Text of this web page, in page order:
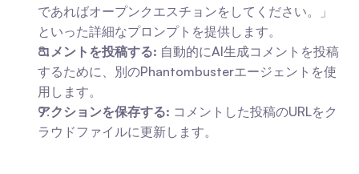
であればオープンクエスチョンをしてください。」
といった詳細なプロンプトを提供します。
コメントを投稿する: 自動的にAI生成コメントを投稿
するために、別のPhantombusterエージェントを使
用します。
アクションを保存する: コメントした投稿のURLをク
ラウドファイルに更新します。